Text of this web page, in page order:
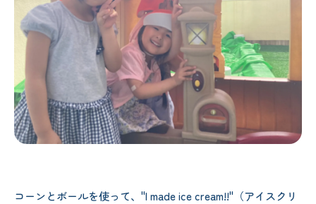
コーンとボールを使って、"I made ice cream!!"（アイスクリ